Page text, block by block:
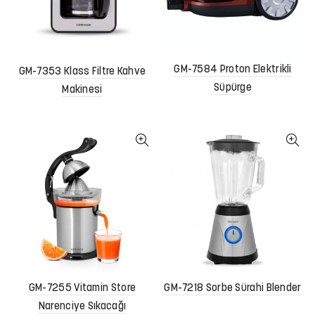
GM-7353 Klass Filtre Kahve
Makinesi
GM-7584 Proton Elektrikli
Süpürge
GM-7255 Vitamin Store
Narenciye Sıkacağı
GM-7218 Sorbe Sürahi Blender